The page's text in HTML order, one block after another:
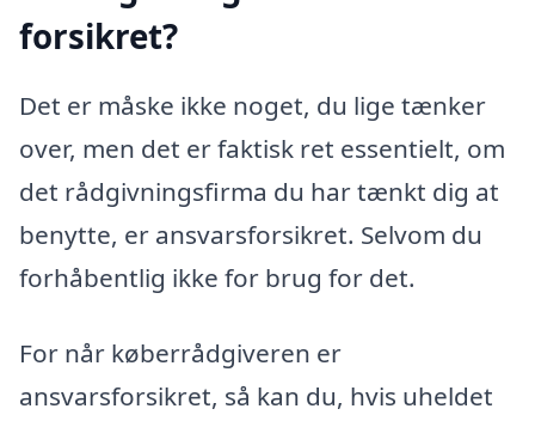
forsikret?
Det er måske ikke noget, du lige tænker
over, men det er faktisk ret essentielt, om
det rådgivningsfirma du har tænkt dig at
benytte, er ansvarsforsikret. Selvom du
forhåbentlig ikke for brug for det.
For når køberrådgiveren er
ansvarsforsikret, så kan du, hvis uheldet